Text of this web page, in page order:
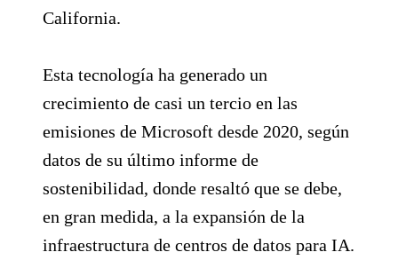
California.
Esta tecnología ha generado un
crecimiento de casi un tercio en las
emisiones de Microsoft desde 2020, según
datos de su último informe de
sostenibilidad, donde resaltó que se debe,
en gran medida, a la expansión de la
infraestructura de centros de datos para IA.